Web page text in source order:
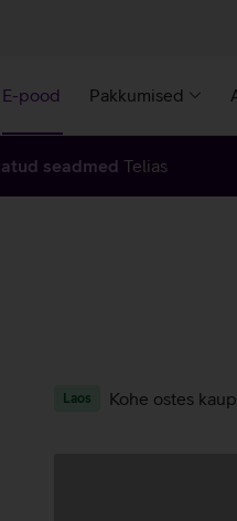
E-pood Pakkumised
seadmed Telias
Laos Kohe ostes